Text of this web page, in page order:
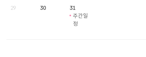
29 30
31
주간일
정